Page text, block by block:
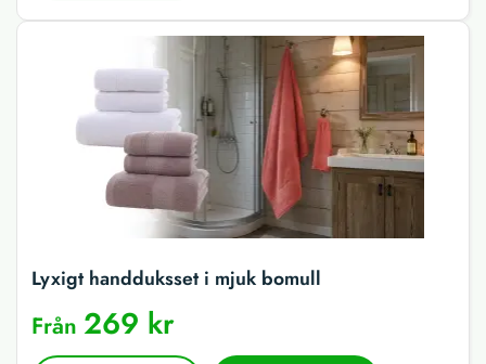
Lyxigt handduksset i mjuk bomull
Från 269 kr